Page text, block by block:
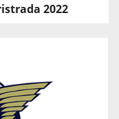
2022